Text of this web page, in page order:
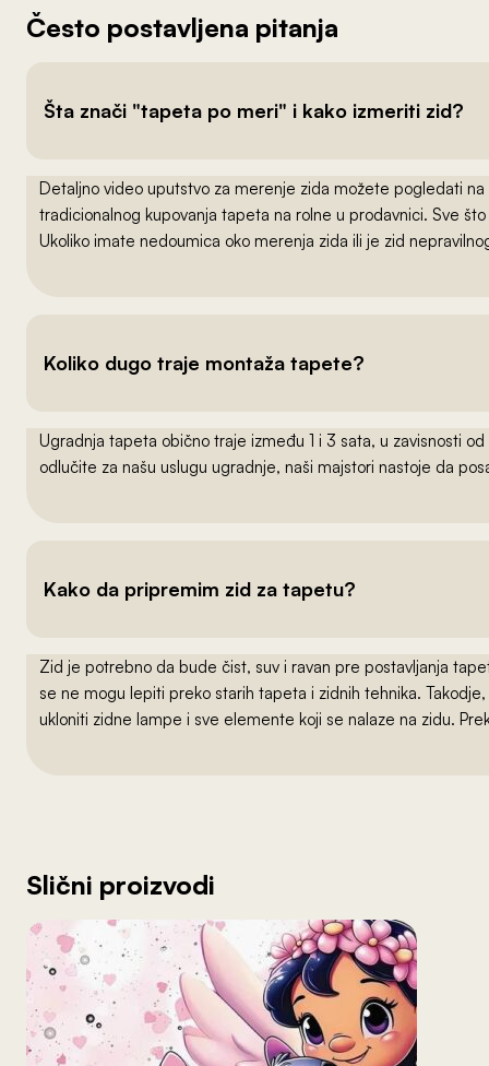
Često postavljena pitanja
Šta znači "tapeta po meri" i kako izmeriti zid?
Detaljno video uputstvo za merenje zida možete pogledati na
tradicionalnog kupovanja tapeta na rolne u prodavnici. Sve
Ukoliko imate nedoumica oko merenja zida ili je zid
Koliko dugo traje montaža tapete?
Ugradnja tapeta obično traje između 1 i 3 sata, u zavisnosti
odlučite za našu uslugu ugradnje, naši majstori nastoje da
Kako da pripremim zid za tapetu?
Zid je potrebno da bude čist, suv i ravan pre postavljanja
se ne mogu lepiti preko starih tapeta i zidnih tehnika.
ukloniti zidne lampe i sve elemente koji se nalaze na zidu.
Slični proizvodi